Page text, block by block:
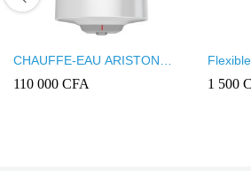
CHAUFFE-EAU ARISTON
PRO1 R 100L COMPLET
AVEC GROUPE DE SECURITE
110 000 CFA 1 500